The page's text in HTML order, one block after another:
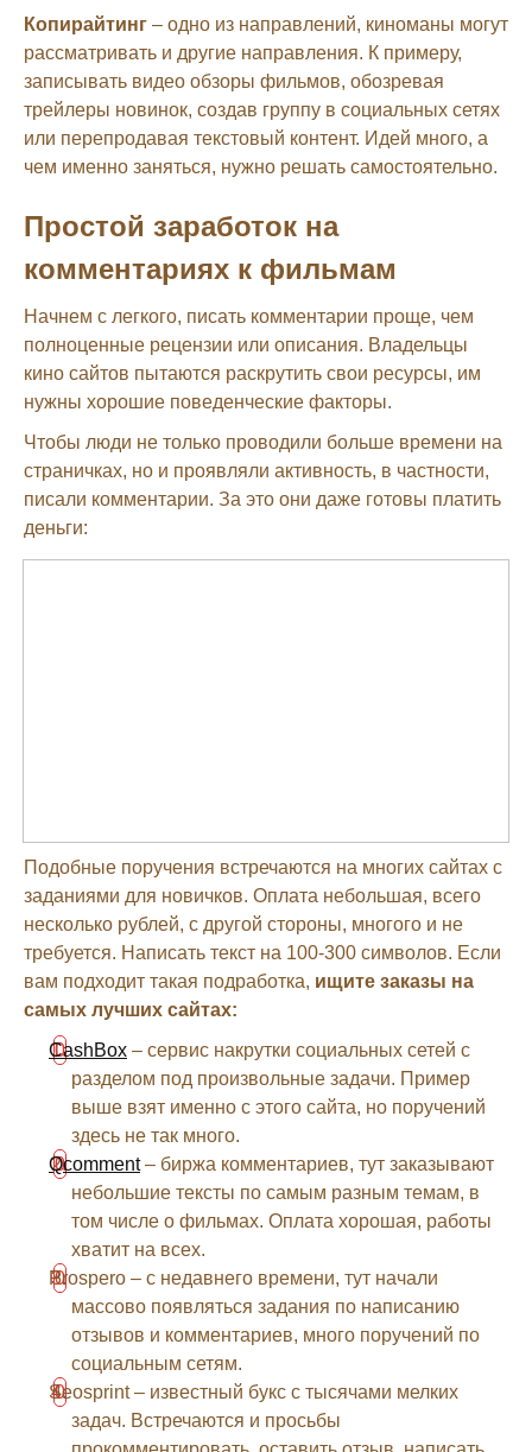
Копирайтинг – одно из направлений, киноманы могут
рассматривать и другие направления. К примеру,
записывать видео обзоры фильмов, обозревая
трейлеры новинок, создав группу в социальных сетях
или перепродавая текстовый контент. Идей много, а
чем именно заняться, нужно решать самостоятельно.
Простой заработок на
комментариях к фильмам
Начнем с легкого, писать комментарии проще, чем
полноценные рецензии или описания. Владельцы
кино сайтов пытаются раскрутить свои ресурсы, им
нужны хорошие поведенческие факторы.
Чтобы люди не только проводили больше времени на
страничках, но и проявляли активность, в частности,
писали комментарии. За это они даже готовы платить
деньги:
Подобные поручения встречаются на многих сайтах с
заданиями для новичков. Оплата небольшая, всего
несколько рублей, с другой стороны, многого и не
требуется. Написать текст на 100-300 символов. Если
вам подходит такая подработка, ищите заказы на
самых лучших сайтах:
CashBox – сервис накрутки социальных сетей с
разделом под произвольные задачи. Пример
выше взят именно с этого сайта, но поручений
здесь не так много.
Qcomment– биржа комментариев, тут заказывают
небольшие тексты по самым разным темам, в
том числе о фильмах. Оплата хорошая, работы
хватит на всех.
Prospero – с недавнего времени, тут начали
массово появляться задания по написанию
отзывов и комментариев, много поручений по
социальным сетям.
Seosprint – известный букс с тысячами мелких
задач. Встречаются и просьбы